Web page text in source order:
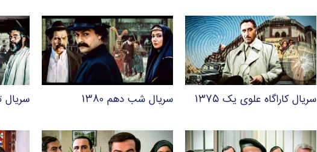
سریال کاراگاه علوی یک ۱۳۷۵ سریال شب دهم ۱۳۸۰ سریال